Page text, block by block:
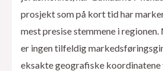
prosjekt som på kort tid har
mest presise stemmene i
er ingen tilfeldig
eksakte geografiske koordinatene